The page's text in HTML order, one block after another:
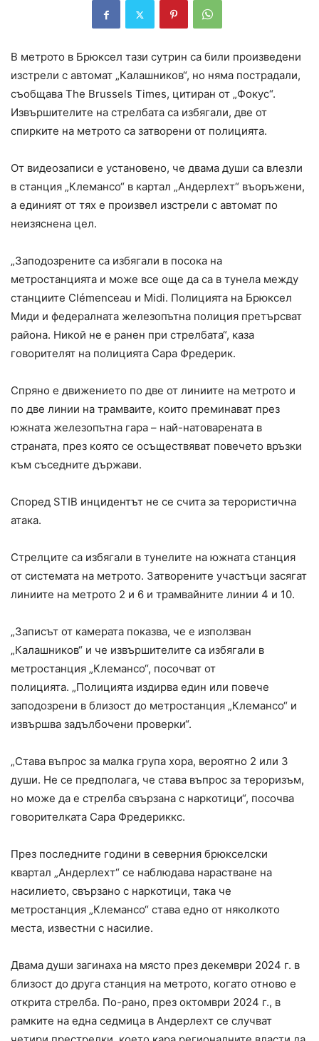
В метрото в Брюксел тази сутрин са били произведени
изстрели с автомат „Калашников“, но няма пострадали,
съобщава The Brussels Times, цитиран от „Фокус“.
Извършителите на стрелбата са избягали, две от
спирките на метрото са затворени от полицията.
От видеозаписи е установено, че двама души са влезли
в станция „Клемансо“ в картал „Андерлехт“ въоръжени,
а единият от тях е произвел изстрели с автомат по
неизяснена цел.
„Заподозрените са избягали в посока на
метростанцията и може все още да са в тунела между
станциите Clémenceau и Midi. Полицията на Брюксел
Миди и федералната железопътна полиция претърсват
района. Никой не е ранен при стрелбата“, каза
говорителят на полицията Сара Фредерик.
Спряно е движението по две от линиите на метрото и
по две линии на трамваите, които преминават през
южната железопътна гара – най-натоварената в
страната, през която се осъществяват повечето връзки
към съседните държави.
Според STIB инцидентът не се счита за терористична
атака.
Стрелците са избягали в тунелите на южната станция
от системата на метрото. Затворените участъци засягат
линиите на метрото 2 и 6 и трамвайните линии 4 и 10.
„Записът от камерата показва, че е използван
„Калашников“ и че извършителите са избягали в
метростанция „Клемансо“, посочват от
полицията. „Полицията издирва един или повече
заподозрени в близост до метростанция „Клемансо“ и
извършва задълбочени проверки“.
„Става въпрос за малка група хора, вероятно 2 или 3
души. Не се предполага, че става въпрос за тероризъм,
но може да е стрелба свързана с наркотици“, посочва
говорителката Сара Фредериккс.
През последните години в северния брюкселски
квартал „Андерлехт“ се наблюдава нарастване на
насилието, свързано с наркотици, така че
метростанция „Клемансо“ става едно от няколкото
места, известни с насилие.
Двама души загинаха на място през декември 2024 г. в
близост до друга станция на метрото, когато отново е
открита стрелба. По-рано, през октомври 2024 г., в
рамките на една седмица в Андерлехт се случват